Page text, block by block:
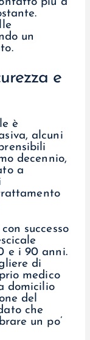
un
e
è
alcuni
decennio,
a
successo
e i 90 anni.
di
medico
domicilio
del
che
un po’